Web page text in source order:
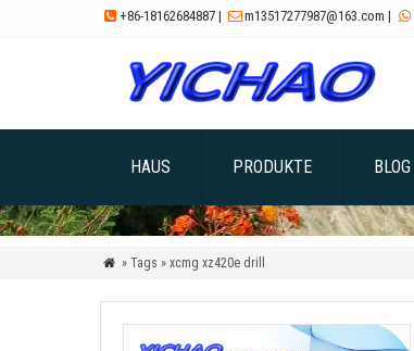
 +86-18162684887 | m13517277987@163.com | 
HAUS PRODUKTE BLOG
 » Tags » xcmg xz420e drill